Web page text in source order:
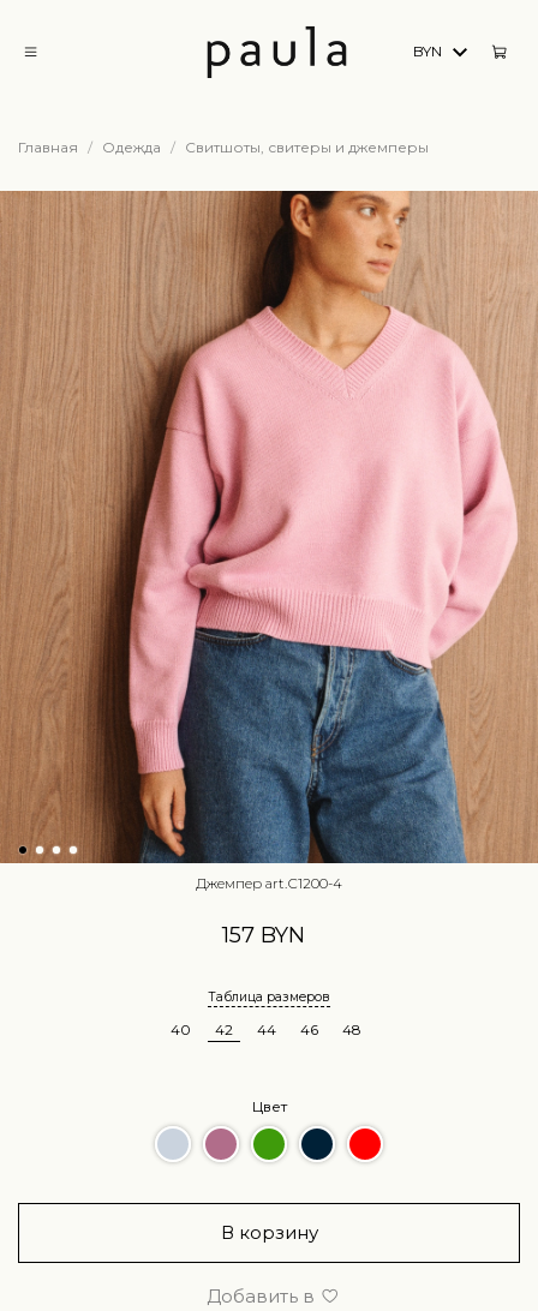
BYN
Главная Одежда Свитшоты, свитеры и джемперы
Джемпер art.С1200-4
157 BYN
Таблица размеров
40 42 44 46 48
Цвет
В корзину
Добавить в